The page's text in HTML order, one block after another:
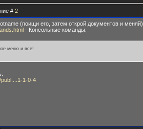
# 2
(поищи его, затем открой документов и меняй)
- Консольные команды.
меню и все!
1-0-4